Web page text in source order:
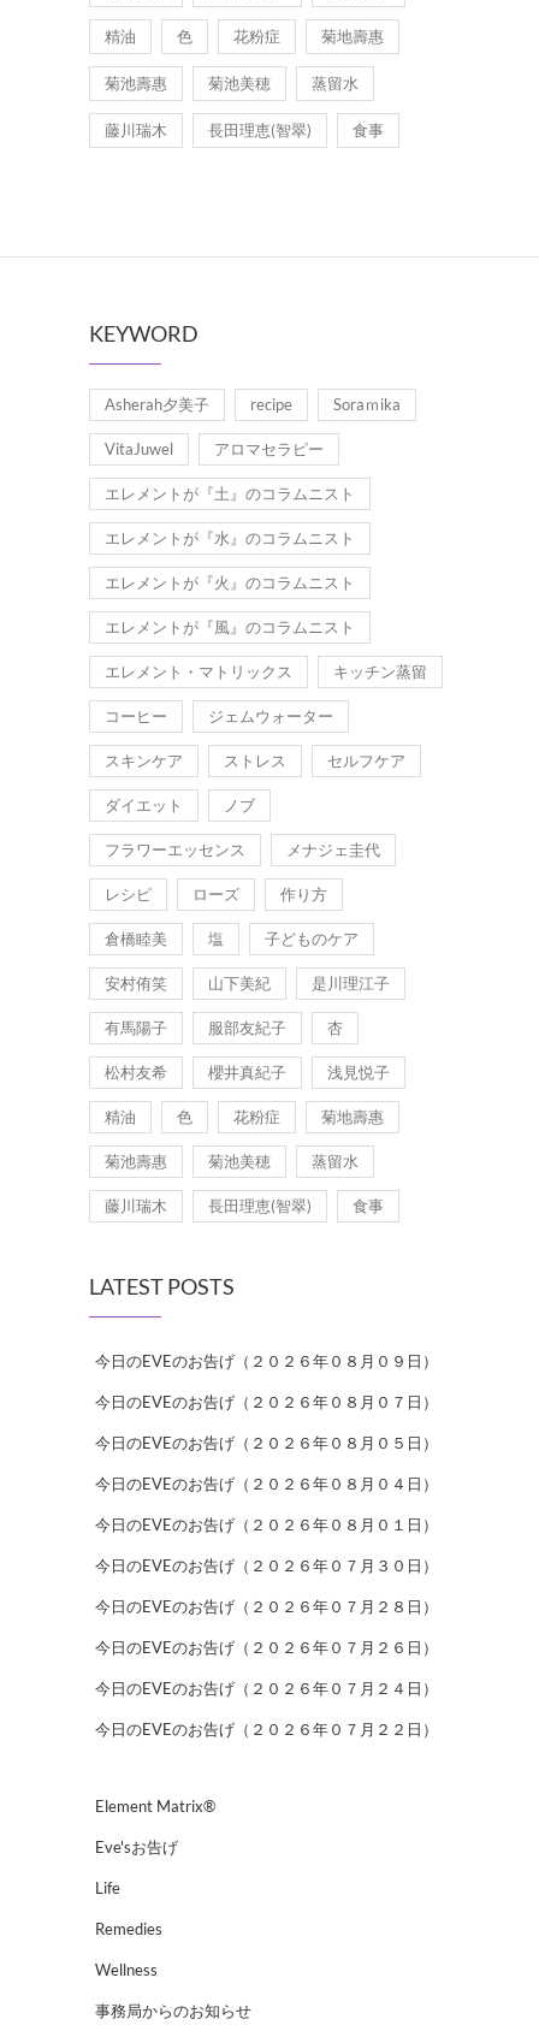
精油 色 花粉症 菊地壽惠
菊池壽惠 菊池美穂 蒸留水
藤川瑞木 長田理恵(智翠) 食事
KEYWORD
Asherah夕美子 recipe Soraｍika
VitaJuwel アロマセラピー
エレメントが『土』のコラムニスト
エレメントが『水』のコラムニスト
エレメントが『火』のコラムニスト
エレメントが『風』のコラムニスト
エレメント・マトリックス キッチン蒸留
コーヒー ジェムウォーター
スキンケア ストレス セルフケア
ダイエット ノブ
フラワーエッセンス メナジェ圭代
レシピ ローズ 作り方
倉橋睦美 塩 子どものケア
安村侑笑 山下美紀 是川理江子
有馬陽子 服部友紀子 杏
松村友希 櫻井真紀子 浅見悦子
精油 色 花粉症 菊地壽惠
菊池壽惠 菊池美穂 蒸留水
藤川瑞木 長田理恵(智翠) 食事
LATEST POSTS
今日のEVEのお告げ（２０２６年０８月０９日）
今日のEVEのお告げ（２０２６年０８月０７日）
今日のEVEのお告げ（２０２６年０８月０５日）
今日のEVEのお告げ（２０２６年０８月０４日）
今日のEVEのお告げ（２０２６年０８月０１日）
今日のEVEのお告げ（２０２６年０７月３０日）
今日のEVEのお告げ（２０２６年０７月２８日）
今日のEVEのお告げ（２０２６年０７月２６日）
今日のEVEのお告げ（２０２６年０７月２４日）
今日のEVEのお告げ（２０２６年０７月２２日）
Element Matrix®
Eve'sお告げ
Life
Remedies
Wellness
事務局からのお知らせ